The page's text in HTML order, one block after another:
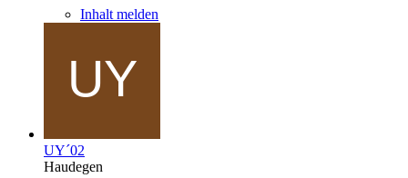
Inhalt melden
UY´02
Haudegen